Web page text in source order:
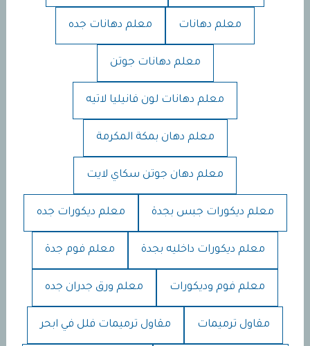
معلم دهانات معلم دهانات جده
معلم دهانات جوتن
معلم دهانات لون فانيليا لاتيه
معلم دهان بمكة المكرمة
معلم دهان جوتن سكاي لايت
معلم ديكورات جبس بجدة معلم ديكورات جده
معلم ديكورات داخليه بجدة معلم فوم جدة
معلم فوم وديكورات معلم ورق جدران جده
مقاول ترميمات مقاول ترميمات فلل في ابحر